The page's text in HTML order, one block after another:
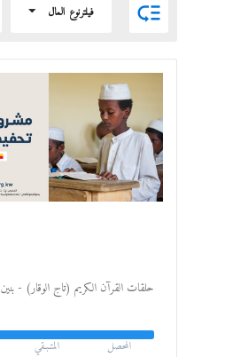
 فيلترنوع المال
حلقات القرآن الكريم (تاج الوقار) - بنين 3
المحصل المتـبـقي